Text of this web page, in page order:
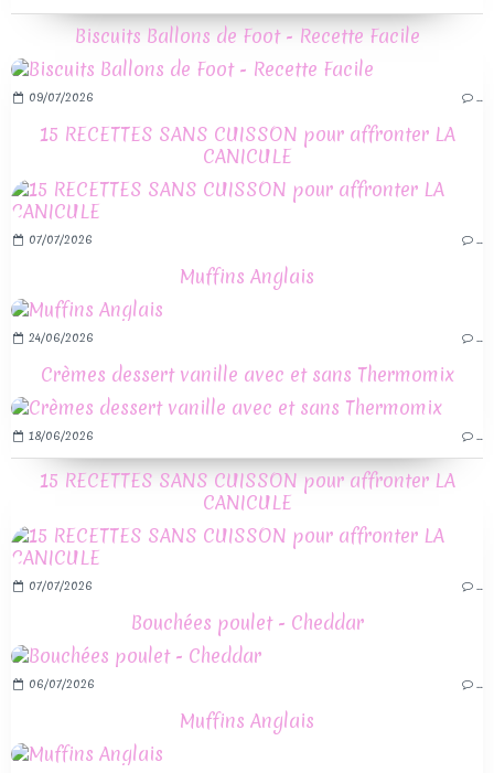
Biscuits Ballons de Foot - Recette Facile
09/07/2026 …
15 RECETTES SANS CUISSON pour affronter LA
CANICULE
07/07/2026 …
Muffins Anglais
24/06/2026 …
Crèmes dessert vanille avec et sans Thermomix
18/06/2026 …
15 RECETTES SANS CUISSON pour affronter LA
CANICULE
07/07/2026 …
Bouchées poulet - Cheddar
06/07/2026 …
Muffins Anglais